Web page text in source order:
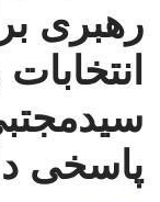
رهبری
پاسخی